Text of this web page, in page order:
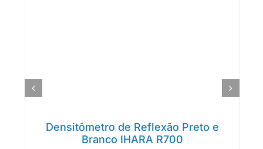
Densitômetro de Reflexão Preto e
Branco IHARA R700